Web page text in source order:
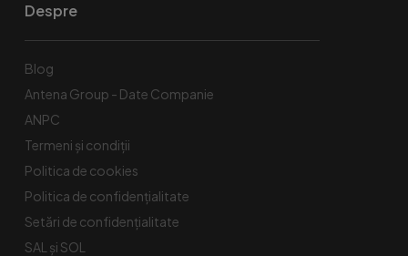
Despre
Blog
Antena Group - Date Companie
ANPC
Termeni și condiții
Politica de cookies
Politica de confidențialitate
Setări de confidențialitate
SAL și SOL